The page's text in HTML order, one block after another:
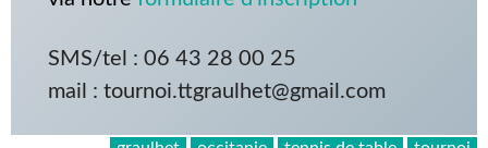
SMS/tel : 06 43 28 00 25
mail : tournoi.ttgraulhet@gmail.com